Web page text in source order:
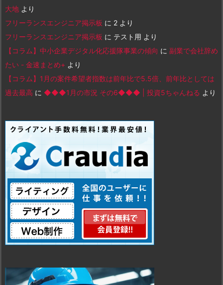
大地 より
フリーランスエンジニア掲示板 に 2 より
フリーランスエンジニア掲示板 に テスト用 より
【コラム】中小企業デジタル化応援隊事業の傾向 に 副業で会社辞め
たい - 金速まとめ+ より
【コラム】1月の案件希望者指数は前年比で5.5倍、前年比としては
過去最高 に ◆◆◆1月の市況 その6◆◆◆ | 投資5ちゃんねる より